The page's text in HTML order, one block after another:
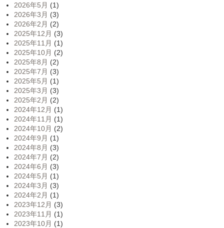
2026年5月 (1)
2026年3月 (3)
2026年2月 (2)
2025年12月 (3)
2025年11月 (1)
2025年10月 (2)
2025年8月 (2)
2025年7月 (3)
2025年5月 (1)
2025年3月 (3)
2025年2月 (2)
2024年12月 (1)
2024年11月 (1)
2024年10月 (2)
2024年9月 (1)
2024年8月 (3)
2024年7月 (2)
2024年6月 (3)
2024年5月 (1)
2024年3月 (3)
2024年2月 (1)
2023年12月 (3)
2023年11月 (1)
2023年10月 (1)